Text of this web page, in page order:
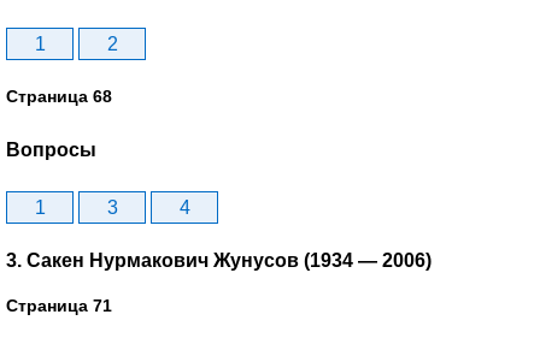
1 2
Страница 68
Вопросы
1 3 4
3. Сакен Нурмакович Жунусов (1934 — 2006)
Страница 71